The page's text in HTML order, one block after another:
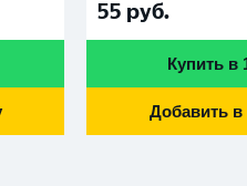
55 руб.
Купить в
Добавить в